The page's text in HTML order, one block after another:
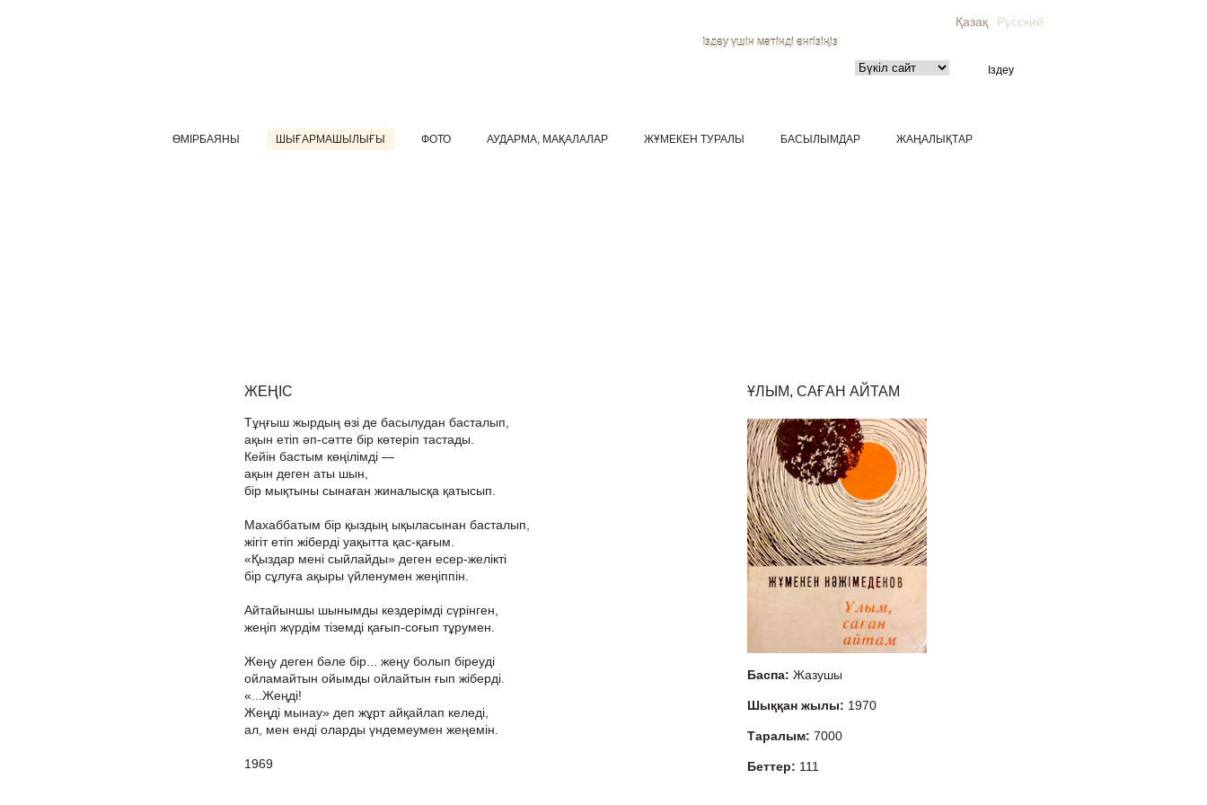
Қазақ Русский
Іздеу үшін мәтінді енгізіңіз
ӨМІРБАЯНЫ ШЫҒАРМАШЫЛЫҒЫ ФОТО АУДАРМА, МАҚАЛАЛАР ЖҰМЕКЕН ТУРАЛЫ БАСЫЛЫМДАР ЖАҢАЛЫҚТАР
ЖЕҢІС
Тұңғыш жырдың өзі де басылудан басталып,
ақын етіп әп-сәтте бір көтеріп тастады.
Кейін бастым көңілімді —
ақын деген аты шын,
бір мықтыны сынаған жиналысқа қатысып.
Махаббатым бір қыздың ықыласынан басталып,
жігіт етіп жіберді уақытта қас-қағым.
«Қыздар мені сыйлайды» деген есер-желікті
бір сұлуға ақыры үйленумен жеңіппін.
Айтайыншы шынымды кездерімді сүрінген,
жеңіп жүрдім тіземді қағып-соғып тұрумен.
Жеңу деген бәле бір... жеңу болып біреуді
ойламайтын ойымды ойлайтын ғып жіберді.
«...Жеңді!
Жеңді мынау» деп жұрт айқайлап келеді,
ал, мен енді оларды үндемеумен жеңемін.
1969
ҰЛЫМ, САҒАН АЙТАМ
Баспа: Жазушы
Шыққан жылы: 1970
Таралым: 7000
Беттер: 111